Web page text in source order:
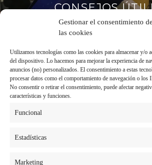
Gestionar el consentimiento de
las cookies
Utilizamos tecnologías como las cookies para almacenar y/o
del dispositivo. Lo hacemos para mejorar la experiencia de
anuncios (no) personalizados. El consentimiento a estas
procesar datos como el comportamiento de navegación o los
No consentir o retirar el consentimiento, puede afectar
características y funciones.
Funcional
Estadísticas
Marketing
CONSEJOS